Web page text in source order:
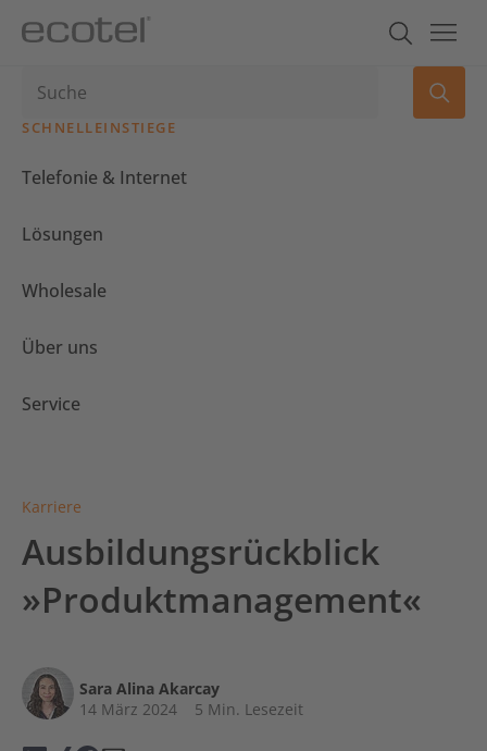
SCHNELLEINSTIEGE
Telefonie & Internet
Lösungen
Wholesale
Über uns
Service
Karriere
Ausbildungsrückblick
»Produktmanagement«
Sara Alina Akarcay
14 März 2024
5 Min. Lesezeit